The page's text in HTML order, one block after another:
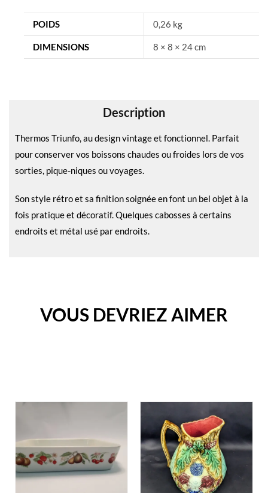
a
:
POIDS 0,26 kg
DIMENSIONS 8 × 8 × 24 cm
Description
Thermos Triunfo, au design vintage et fonctionnel. Parfait
pour conserver vos boissons chaudes ou froides lors de vos
sorties, pique-niques ou voyages.
Son style rétro et sa finition soignée en font un bel objet à la
fois pratique et décoratif. Quelques cabosses à certains
endroits et métal usé par endroits.
VOUS DEVRIEZ AIMER